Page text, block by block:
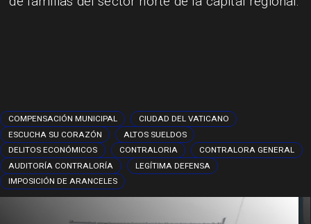
COMPENSACIÓN MUNICIPAL
CIUDAD DEL VATICANO
ESCUCHA SU CORAZÓN
ALTOS SUELDOS
DELITOS ECONÓMICOS
CONTRALORIA
CONTRALORA GENERAL
AUDITORÍA CONTRALORÍA
LEGÍTIMA DEFENSA
IMPOSICIÓN DE ARANCELES